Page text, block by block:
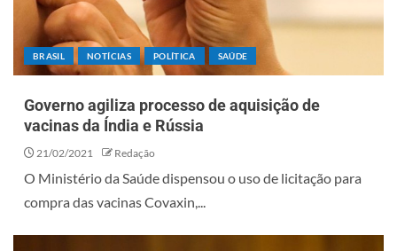
BRASIL NOTÍCIAS POLÍTICA SAÚDE
Governo agiliza processo de aquisição de
vacinas da Índia e Rússia
21/02/2021 Redação
O Ministério da Saúde dispensou o uso de licitação para
compra das vacinas Covaxin,...